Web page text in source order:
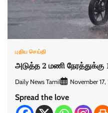
புதிய செய்தி
அடுத்த 2 மணி
Daily News Tamil November
Spread the love